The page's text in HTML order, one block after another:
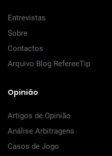
Entrevistas
Sobre
Contactos
Arquivo Blog RefereeTip
Opinião
Artigos de Opinião
Análise Arbitragens
Casos de Jogo